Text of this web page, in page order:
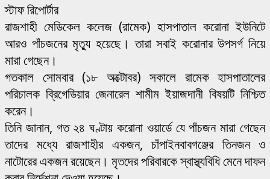
স্টাফ রিপোর্টার
রাজশাহী মেডিকেল কলেজ (রামেক) হাসপাতাল করোনা ইউনিটে
আরও পাঁচজনের মৃত্যু হয়েছে। তারা সবাই করোনার উপসর্গ নিয়ে
মারা গেছেন।
গতকাল সোমবার (১৮ অক্টোবর) সকালে রামেক হাসপাতালের
পরিচালক ব্রিগেডিয়ার জেনারেল শামীম ইয়াজদানী বিষয়টি নিশ্চিত
করেন।
তিনি জানান, গত ২৪ ঘণ্টায় করোনা ওয়ার্ডে যে পাঁচজন মারা গেছেন
তাদের মধ্যে রাজশাহীর একজন, চাঁপাইনবাবগঞ্জের তিনজন ও
নাটোরের একজন রয়েছেন। মৃতদের পরিবারকে স্বাস্থ্যবিধি মেনে দাফন